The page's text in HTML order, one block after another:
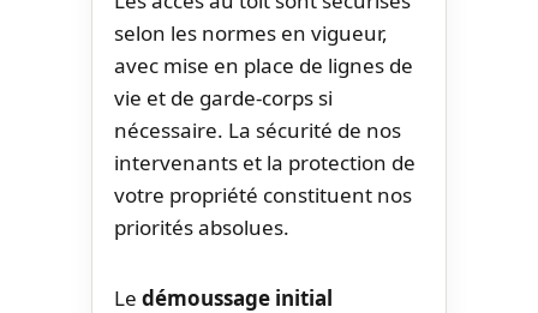
selon les normes en vigueur,
avec mise en place de lignes de
vie et de garde-corps si
nécessaire. La sécurité de nos
intervenants et la protection de
votre propriété constituent nos
priorités absolues.
Le démoussage initial